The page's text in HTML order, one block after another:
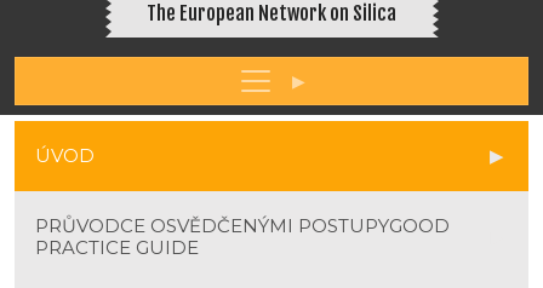
The European Network on Silica
ÚVOD
PRŮVODCE OSVĚDČENÝMI POSTUPYGOOD
PRACTICE GUIDE